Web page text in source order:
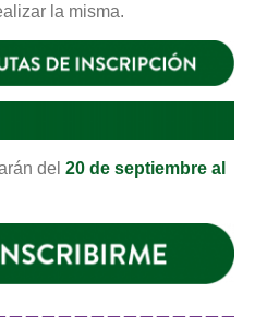
la misma.
del 20 de septiembre al